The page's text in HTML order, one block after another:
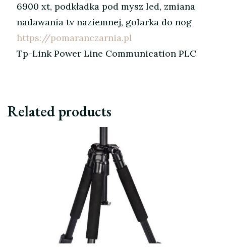
6900 xt, podkładka pod mysz led, zmiana
nadawania tv naziemnej, golarka do nog
https://pomaranczarnia.pl
Tp-Link Power Line Communication PLC
Related products